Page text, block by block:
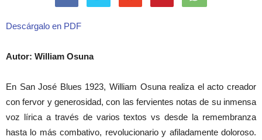
Descárgalo en PDF
Autor: William Osuna
En San José Blues 1923, William Osuna realiza el acto creador
con fervor y generosidad, con las fervientes notas de su inmensa
voz lírica a través de varios textos vs desde la remembranza
hasta lo más combativo, revolucionario y afiladamente doloroso.